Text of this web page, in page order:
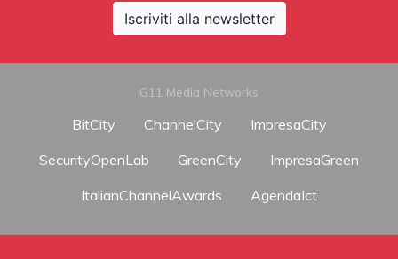
Iscriviti alla newsletter
G11 Media Networks
BitCity ChannelCity
ImpresaCity
SecurityOpenLab
GreenCity
ImpresaGreen
ItalianChannelAwards
AgendaIct